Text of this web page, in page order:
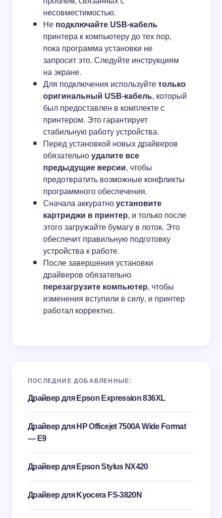
несовместимостью.
Неподключайте USB-кабель
принтера к компьютеру до тех пор,
пока программа установки не
запросит это. Следуйте инструкциям
на экране.
Для подключения используйтетолько
оригинальный USB-кабель, который
был предоставлен в комплекте с
принтером. Это гарантирует
стабильную работу устройства.
Перед установкой новых драйверов
обязательноудалите все
предыдущие версии, чтобы
предотвратить возможные конфликты
программного обеспечения.
Сначала аккуратноустановите
картриджи в принтер, и только после
этого загружайте бумагу в лоток. Это
обеспечит правильную подготовку
устройства к работе.
После завершения установки
драйверов обязательно
перезагрузите компьютер, чтобы
изменения вступили в силу, и принтер
работал корректно.
ПОСЛЕДНИЕ ДОБАВЛЕННЫЕ:
Драйвер для Epson Expression 836XL
Драйвер для HP Officejet 7500A Wide Format
— E9
Драйвер для Epson Stylus NX420
Драйвер для Kyocera FS-3820N